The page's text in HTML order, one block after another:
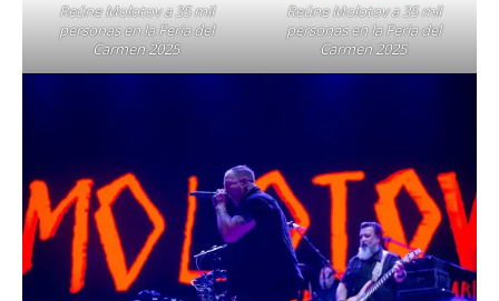
Reúne Molotov a 35 mil
personas en la Feria del
Carmen 2025
Reúne Molotov a 35 mil
personas en la Feria del
Carmen 2025